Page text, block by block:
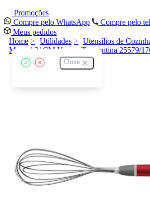
Promoções
Compre pelo WhatsApp
Compre pelo
Meus pedidos
Close
Home Utilidades Utensílios de
Manual 31CM Verano Tramontina 25579/